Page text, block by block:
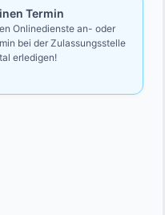
Termin
Onlinedienste an- oder
bei der Zulassungsstelle
erledigen!